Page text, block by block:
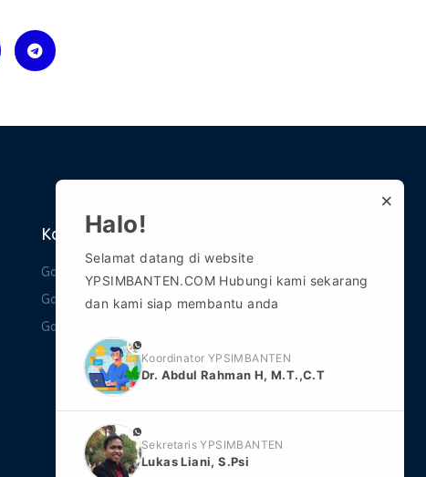
Komunitas
Gabung Grup WA 1
Gabung Grup WA 2
Gabung Grup Telegram
×
Halo!
Selamat datang di website
YPSIMBANTEN.COM Hubungi kami sekarang
dan kami siap membantu anda
phone
Koordinator YPSIMBANTEN
Dr. Abdul Rahman H, M.T.,C.T
phone
Sekretaris YPSIMBANTEN
Lukas Liani, S.Psi